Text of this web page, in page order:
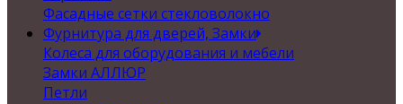
Фасадные сетки стекловолокно
Фурнитура для дверей, Замки
Колеса для оборудования и мебели
Замки АЛЛЮР
Петли